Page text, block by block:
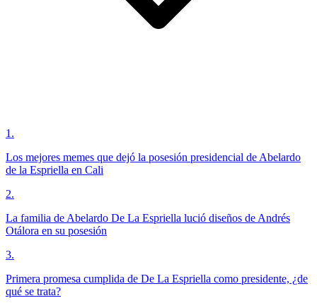
1 .
Los mejores memes que dejó la posesión presidencial de Abelardo
de la Espriella en Cali
2.
La familia de Abelardo De La Espriella lució diseños de Andrés
Otálora en su posesión
3.
Primera promesa cumplida de De La Espriella como presidente, ¿de
qué se trata?